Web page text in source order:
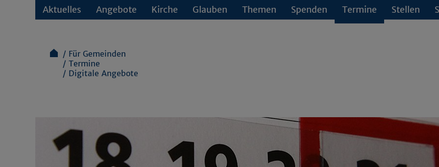
Aktuelles Angebote Kirche Glauben Themen Spenden Termine Stellen
Für Gemeinden
Termine
Digitale Angebote